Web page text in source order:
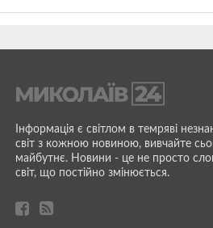
Інформація є світлом в темряві
світ з кожною новиною, вивчайте
майбутнє. Новини - це не просто
світ, що постійно змінюється.